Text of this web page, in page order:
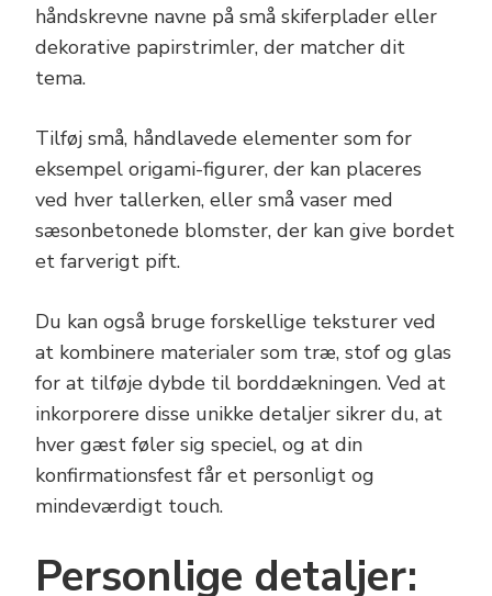
håndskrevne navne på små skiferplader eller
dekorative papirstrimler, der matcher dit
tema.
Tilføj små, håndlavede elementer som for
eksempel origami-figurer, der kan placeres
ved hver tallerken, eller små vaser med
sæsonbetonede blomster, der kan give bordet
et farverigt pift.
Du kan også bruge forskellige teksturer ved
at kombinere materialer som træ, stof og glas
for at tilføje dybde til borddækningen. Ved at
inkorporere disse unikke detaljer sikrer du, at
hver gæst føler sig speciel, og at din
konfirmationsfest får et personligt og
mindeværdigt touch.
Personlige detaljer: